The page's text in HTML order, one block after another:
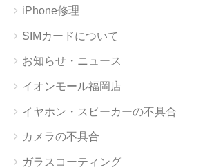
iPhone修理
SIMカードについて
お知らせ・ニュース
イオンモール福岡店
イヤホン・スピーカーの不具合
カメラの不具合
ガラスコーティング